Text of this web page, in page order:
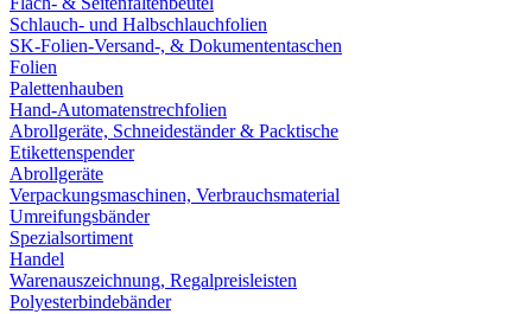
Schlauch- und Halbschlauchfolien
SK-Folien-Versand-, & Dokumententaschen
Folien
Palettenhauben
Hand-Automatenstrechfolien
Abrollgeräte, Schneideständer & Packtische
Etikettenspender
Abrollgeräte
Verpackungsmaschinen, Verbrauchsmaterial
Umreifungsbänder
Spezialsortiment
Handel
Warenauszeichnung, Regalpreisleisten
Polyesterbindebänder